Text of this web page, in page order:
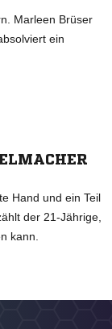
Marleen Brüser
ein
Hand und ein Teil
der 21-Jährige,
kann.